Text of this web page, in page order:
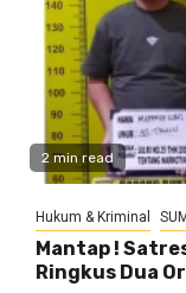
2 min read
Hukum & Kriminal
Mantap !
Ringkus Dua